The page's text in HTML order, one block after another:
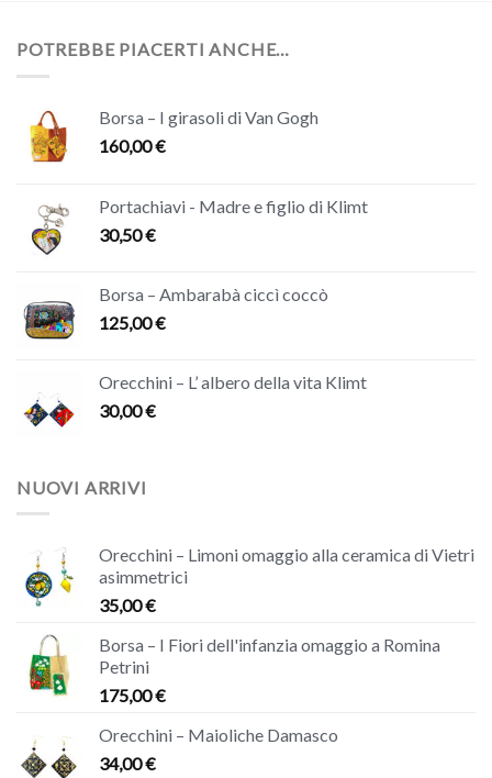
POTREBBE PIACERTI ANCHE…
Borsa – I girasoli di Van Gogh
160,00€
Portachiavi - Madre e figlio di Klimt
30,50€
Borsa – Ambarabà ciccì coccò
125,00€
Orecchini – L’ albero della vita Klimt
30,00€
NUOVI ARRIVI
Orecchini – Limoni omaggio alla ceramica di Vietri
asimmetrici
35,00€
Borsa – I Fiori dell'infanzia omaggio a Romina
Petrini
175,00€
Orecchini – Maioliche Damasco
34,00€